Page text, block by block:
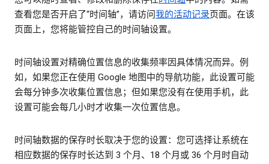
查看您是否开启了“时间轴”，请访问我的活动记录页面。在该
页面上，您将能管控自己的时间轴设置。
时间轴设置对精确位置信息的收集频率因具体情况而异。例
如，如果您正在使用 Google 地图中的导航功能，此设置可能
会每分钟多次收集位置信息；但如果您没有在使用手机，此
设置可能会每几小时才收集一次位置信息。
时间轴数据的保存时长取决于您的设置：您可选择让系统在
相应数据的保存时长达到 3 个月、18 个月或 36 个月时自动